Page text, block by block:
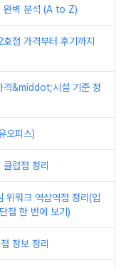
완벽 분석 (A to Z)
점 가격부터 후기까지
격&middot;시설 기준 정
오피스)
럽점 정리
위워크 역삼역점 정리(입
한 번에 보기)
정보 정리